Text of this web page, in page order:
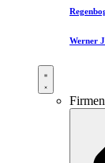
Werner